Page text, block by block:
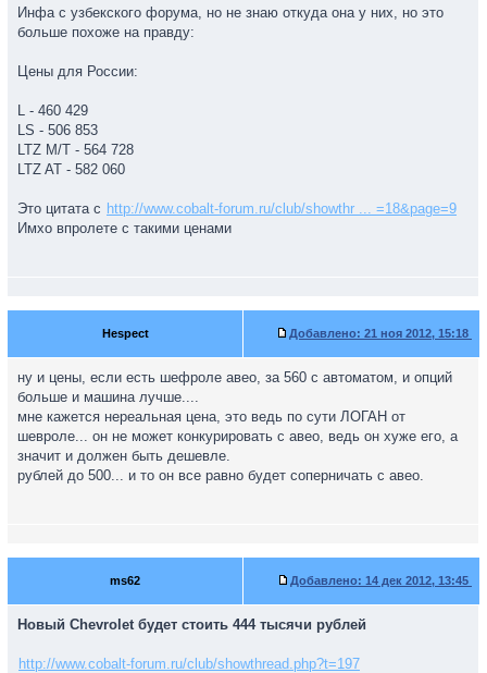
Инфа с узбекского форума, но не знаю откуда она у них, но это
больше похоже на правду:
Цены для России:
L - 460 429
LS - 506 853
LTZ M/T - 564 728
LTZ AT - 582 060
Это цитата с http://www.cobalt-forum.ru/club/showthr ... =18&page=9
Имхо впролете с такими ценами
Hespect Добавлено: 21 ноя 2012, 15:18
ну и цены, если есть шефроле авео, за 560 с автоматом, и опций
больше и машина лучше....
мне кажется нереальная цена, это ведь по сути ЛОГАН от
шевроле... он не может конкурировать с авео, ведь он хуже его, а
значит и должен быть дешевле.
рублей до 500... и то он все равно будет соперничать с авео.
ms62 Добавлено: 14 дек 2012, 13:45
Новый Chevrolet будет стоить 444 тысячи рублей
http://www.cobalt-forum.ru/club/showthread.php?t=197